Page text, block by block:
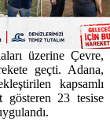
üzerine Çevre,
geçti. Adana,
kapsamlı
gösteren 23 tesise